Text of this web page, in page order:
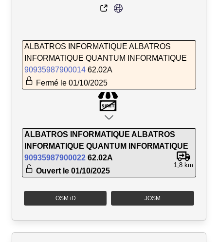
ALBATROS INFORMATIQUE ALBATROS
INFORMATIQUE QUANTUM INFORMATIQUE
90935987900014 62.02A
Fermé le 01/10/2025
ALBATROS INFORMATIQUE ALBATROS
INFORMATIQUE QUANTUM INFORMATIQUE
90935987900022 62.02A
Ouvert le 01/10/2025
1,8 km
OSM iD JOSM